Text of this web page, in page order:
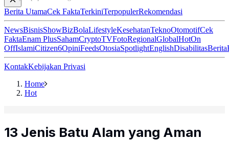
Berita UtamaCek FaktaTerkiniTerpopulerRekomendasi
NewsBisnisShowBizBolaLifestyleKesehatanTeknoOtomotifCek
FaktaEnam PlusSahamCryptoTVFotoRegionalGlobalHotOn
OffIslamiCitizen6OpiniFeedsOtosiaSpotlightEnglishDisabilitasBerita
KontakKebijakan Privasi
Home
Hot
13 Jenis Batu Alam yang Aman